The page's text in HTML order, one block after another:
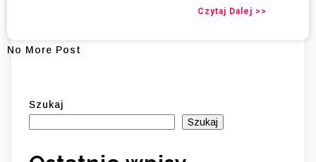
Czytaj Dalej >>
No More Post
Szukaj
Szukaj